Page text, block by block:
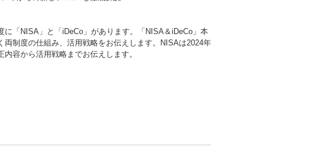
に「NISA」と「iDeCo」があります。「NISA＆iDeCo」本
制度の仕組み、活用戦略をお伝えします。NISAは2024年
容から活用戦略までお伝えします。